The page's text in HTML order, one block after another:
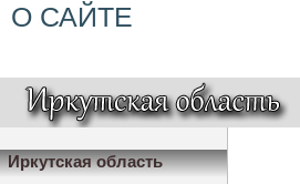
О САЙТЕ
Иркутская область